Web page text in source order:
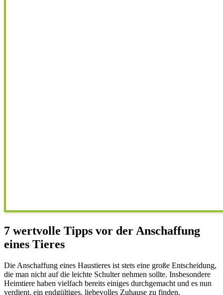
7 wertvolle Tipps vor der Anschaffung
eines Tieres
Die Anschaffung eines Haustieres ist stets eine große Entscheidung,
die man nicht auf die leichte Schulter nehmen sollte. Insbesondere
Heimtiere haben vielfach bereits einiges durchgemacht und es nun
verdient, ein endgültiges, liebevolles Zuhause zu finden.